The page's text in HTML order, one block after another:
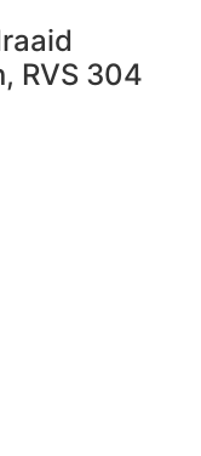
RVS 304